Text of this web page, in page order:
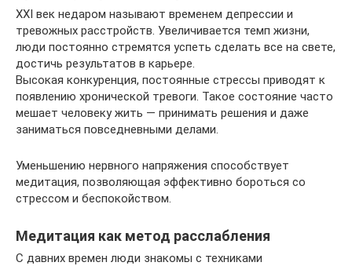
XXI век недаром называют временем депрессии и
тревожных расстройств. Увеличивается темп жизни,
люди постоянно стремятся успеть сделать все на свете,
достичь результатов в карьере.
Высокая конкуренция, постоянные стрессы приводят к
появлению хронической тревоги. Такое состояние часто
мешает человеку жить — принимать решения и даже
заниматься повседневными делами.
Уменьшению нервного напряжения способствует
медитация, позволяющая эффективно бороться со
стрессом и беспокойством.
Медитация как метод расслабления
С давних времен люди знакомы с техниками